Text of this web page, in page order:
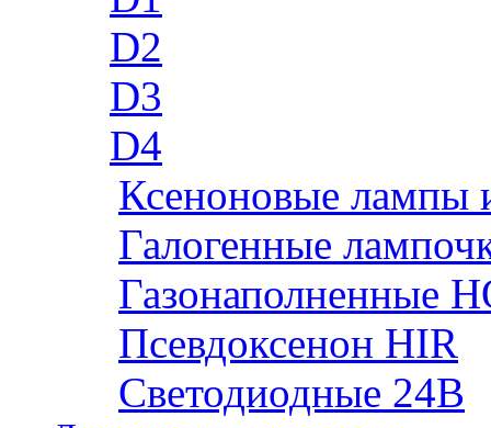
D2
D3
D4
Ксеноновые лампы
Галогенные
Газонаполненные
Псевдоксенон HIR
Cветодиодные 24B